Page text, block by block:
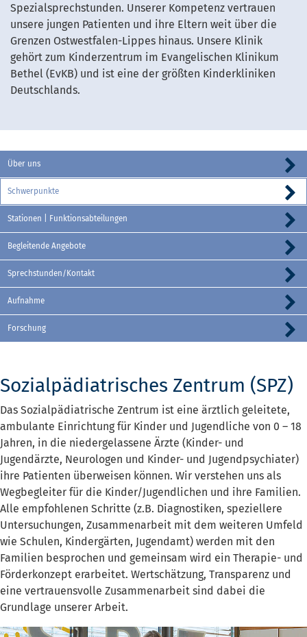
Spezialsprechstunden. Unserer Kompetenz vertrauen
unsere jungen Patienten und ihre Eltern weit über die
Grenzen Ostwestfalen-Lippes hinaus. Unsere Klinik
gehört zum Kinderzentrum im Evangelischen Klinikum
Bethel (EvKB) und ist eine der größten Kinderkliniken
Deutschlands.
Über uns
Schwerpunkte
Stationen | Funktionsabteilungen
Begleitende Angebote
Sprechstunden/Kontakt
Aufnahme
Forschung
Sozialpädiatrisches Zentrum (SPZ)
Das Sozialpädiatrische Zentrum ist eine ärztlich geleitete,
ambulante Einrichtung für Kinder und Jugendliche von 0 – 18
Jahren, in die niedergelassene Ärzte (Kinder- und
Jugendärzte, Neurologen und Kinder- und Jugendpsychiater)
ihre Patienten überweisen können. Wir verstehen uns als
Wegbegleiter für die Kinder/Jugendlichen und ihre Familien.
Alle empfohlenen Schritte (z.B. Diagnostiken, speziellere
Untersuchungen, Zusammenarbeit mit dem weiteren Umfeld
wie Schulen, Kindergärten, Jugendamt) werden mit den
Familien besprochen und gemeinsam wird ein Therapie- und
Förderkonzept erarbeitet. Wertschätzung, Transparenz und
eine vertrauensvolle Zusammenarbeit sind dabei die
Grundlage unserer Arbeit.